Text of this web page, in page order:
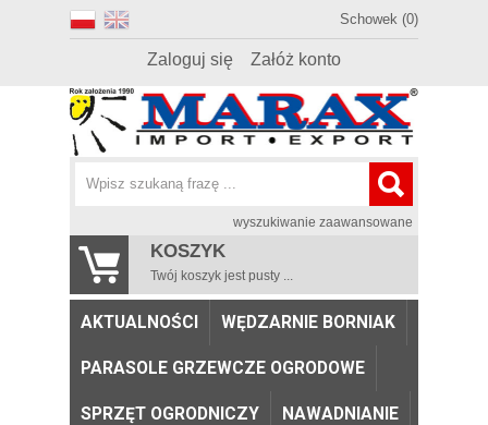
Schowek (0)
Zaloguj się Załóż konto
wyszukiwanie zaawansowane
KOSZYK
Twój koszyk jest pusty ...
AKTUALNOŚCI WĘDZARNIE BORNIAK
PARASOLE GRZEWCZE OGRODOWE
SPRZĘT OGRODNICZY NAWADNIANIE